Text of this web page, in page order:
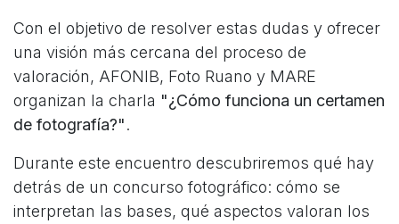
Con el objetivo de resolver estas dudas y ofrecer
una visión más cercana del proceso de
valoración, AFONIB, Foto Ruano y MARE
organizan la charla "¿Cómo funciona un certamen
de fotografía?".
Durante este encuentro descubriremos qué hay
detrás de un concurso fotográfico: cómo se
interpretan las bases, qué aspectos valoran los